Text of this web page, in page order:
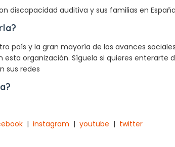
discapacidad auditiva y sus familias en España
país y la gran mayoría de los avances
esta organización. Síguela si quieres enterarte
sus redes
| instagram | youtube | twitter